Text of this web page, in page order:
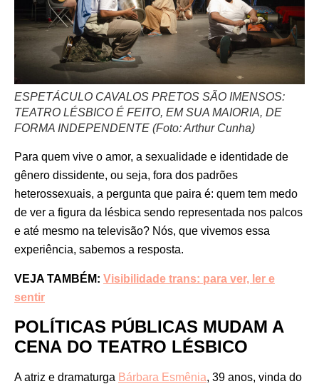
ESPETÁCULO CAVALOS PRETOS SÃO IMENSOS:
TEATRO LÉSBICO É FEITO, EM SUA MAIORIA, DE
FORMA INDEPENDENTE (Foto: Arthur Cunha)
Para quem vive o amor, a sexualidade e identidade de
gênero dissidente, ou seja, fora dos padrões
heterossexuais, a pergunta que paira é: quem tem medo
de ver a figura da lésbica sendo representada nos palcos
e até mesmo na televisão? Nós, que vivemos essa
experiência, sabemos a resposta.
VEJA TAMBÉM: Visibilidade trans: para ver, ler e
sentir
POLÍTICAS PÚBLICAS MUDAM A
CENA DO TEATRO LÉSBICO
A atriz e dramaturga Bárbara Esmênia, 39 anos, vinda do